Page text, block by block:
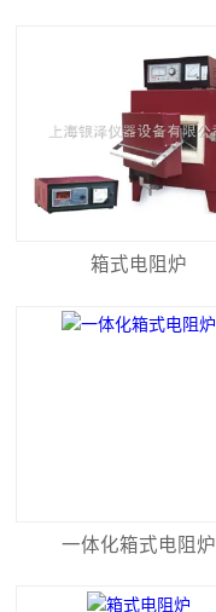
箱式电阻炉
一体化箱式电阻炉